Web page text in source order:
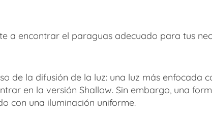
a encontrar el paraguas adecuado para tus
de la difusión de la luz: una luz más enfocada
en la versión Shallow. Sin embargo, una
con una iluminación uniforme.